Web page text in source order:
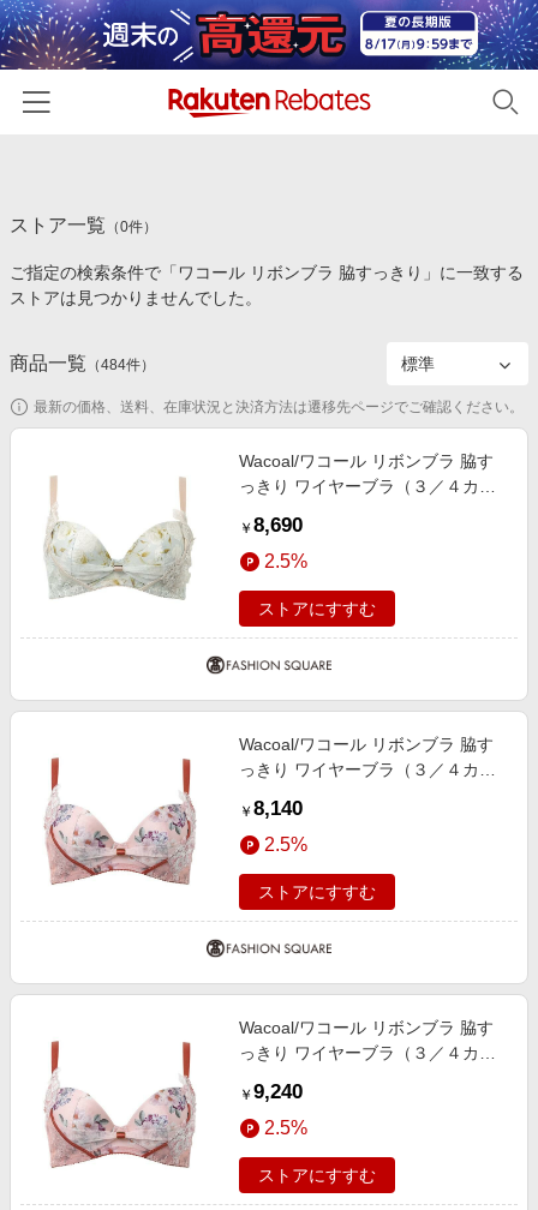
カテゴリー一覧
百貨店・総合ECモール
食品・スイーツ・お酒
コスメ・健康・医薬品
キッズ・ベビー用品
家電・PC・スマホ・カメラ
エンタメ
スポーツ・アウトドア・ゴルフ
旅行・レジャー・ホテル予約
金融・マネー・保険
デジタルコンテンツ
ビジネス・その他サービス
イベント一覧
初回購入者限定特典
対象ストア新規限定特典
楽天ペイ導入ストア
楽天サービス特集
旅行特集
わくわく夏特集
Qoo10メガポ
Samsung ボーナスキャンペーン
週末の高還元 夏の長期版
ストア一覧 （0件）
ご指定の検索条件で「ワコール リボンブラ 脇すっきり」に一致する
ストアは見つかりませんでした。
商品一覧 （484件）
最新の価格、送料、在庫状況と決済方法は遷移先ページでご確認ください。
Wacoal/ワコール リボンブラ 脇す
っきり ワイヤーブラ（３／４カッ
￥ 8,690
2.5%
ストアにすすむ
Wacoal/ワコール リボンブラ 脇す
っきり ワイヤーブラ（３／４カッ
￥ 8,140
2.5%
ストアにすすむ
Wacoal/ワコール リボンブラ 脇す
っきり ワイヤーブラ（３／４カッ
￥ 9,240
2.5%
ストアにすすむ